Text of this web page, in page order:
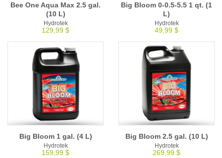
Bee One Aqua Max 2.5 gal.
(10 L)
Hydrotek
129,99 $
Big Bloom 0-0.5-5.5 1 qt. (1
L)
Hydrotek
49,99 $
Big Bloom 1 gal. (4 L)
Hydrotek
159,99 $
Big Bloom 2.5 gal. (10 L)
Hydrotek
269,99 $